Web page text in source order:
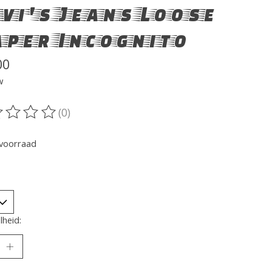
Jeans Loose
Incognito
van dit product is
(0)